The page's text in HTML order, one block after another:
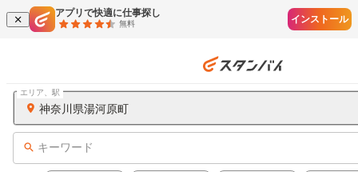
アプリで快適に仕事探し
無料 インストール
神奈川県湯河原町
エリア、駅
キーワード